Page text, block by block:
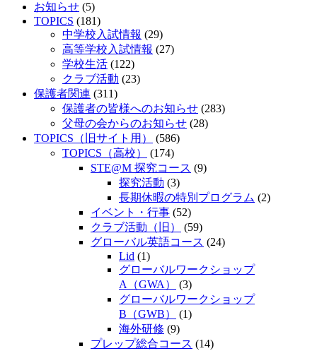
お知らせ (5)
TOPICS (181)
中学校入試情報 (29)
高等学校入試情報 (27)
学校生活 (122)
クラブ活動 (23)
保護者関連 (311)
保護者の皆様へのお知らせ (283)
父母の会からのお知らせ (28)
TOPICS（旧サイト用）
(586)
TOPICS（高校）
(174)
STE@M 探究コース (9)
探究活動 (3)
長期休暇の特別プログラム (2)
イベント・行事 (52)
クラブ活動（旧）
(59)
グローバル英語コース (24)
Lid (1)
グローバルワークショップ
A（GWA）
(3)
グローバルワークショップ
B（GWB）
(1)
海外研修 (9)
プレップ総合コース (14)